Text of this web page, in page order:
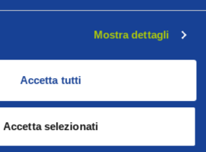
Mostra dettagli
Accetta tutti
Accetta selezionati